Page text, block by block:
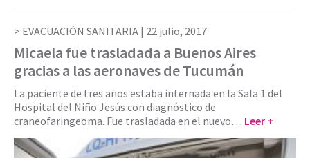
EVACUACIÓN SANITARIA | 22 julio, 2017
Micaela fue trasladada a Buenos Aires
gracias a las aeronaves de Tucumán
La paciente de tres años estaba internada en la Sala 1 del
Hospital del Niño Jesús con diagnóstico de
craneofaringeoma. Fue trasladada en el nuevo… Leer +